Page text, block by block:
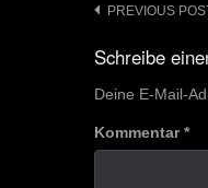
Post
navigation
PREVIOUS
Schreibe
Deine E-Mail-
Kommentar*